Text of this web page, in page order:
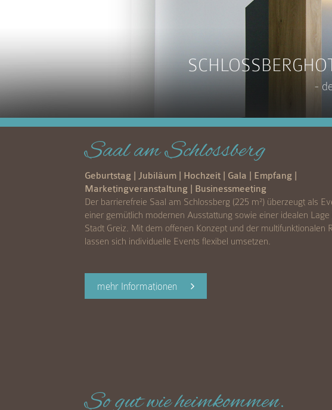
-
Saal am Schlossberg
Geburtstag | Jubiläum | Hochzeit | Gala | Empfang |
Marketingveranstaltung | Businessmeeting
Der barrierefreie Saal am Schlossberg (225 m²) überzeugt als
einer gemütlich modernen Ausstattung sowie einer idealen
Stadt Greiz. Mit dem offenen Konzept und der multifunktionalen
lassen sich individuelle Events flexibel umsetzen.
mehr Informationen
So gut wie heimkommen.